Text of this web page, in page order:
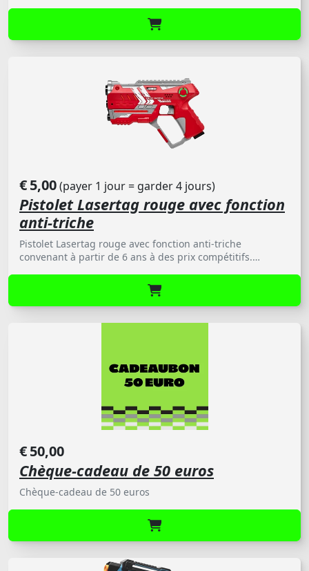
Deze lasergun is uitgerust met een geavanceerde Anti-
Cheat functie, waardoor valsspelen volledig uitgesloten
is. Dankzij de vele andere innovatieve functies zet de
€5,00(payer 1 jour = garder 4 jours)
Pistolet Lasertag rouge avec fonction
anti-triche
Pistolet Lasertag rouge avec fonction anti-triche
convenant à partir de 6 ans à des prix compétitifs.
€50,00
Chèque-cadeau de 50 euros
Chèque-cadeau de 50 euros